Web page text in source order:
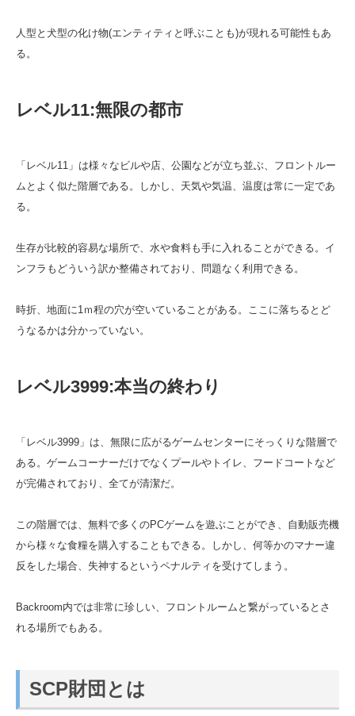
人型と犬型の化け物(エンティティと呼ぶことも)が現れる可能性もあ
る。
レベル11:無限の都市
「レベル11」は様々なビルや店、公園などが立ち並ぶ、フロントルー
ムとよく似た階層である。しかし、天気や気温、温度は常に一定であ
る。
生存が比較的容易な場所で、水や食料も手に入れることができる。イ
ンフラもどういう訳か整備されており、問題なく利用できる。
時折、地面に1ｍ程の穴が空いていることがある。ここに落ちるとど
うなるかは分かっていない。
レベル3999:本当の終わり
「レベル3999」は、無限に広がるゲームセンターにそっくりな階層で
ある。ゲームコーナーだけでなくプールやトイレ、フードコートなど
が完備されており、全てが清潔だ。
この階層では、無料で多くのPCゲームを遊ぶことができ、自動販売機
から様々な食糧を購入することもできる。しかし、何等かのマナー違
反をした場合、失神するというペナルティを受けてしまう。
Backroom内では非常に珍しい、フロントルームと繋がっているとさ
れる場所でもある。
SCP財団とは